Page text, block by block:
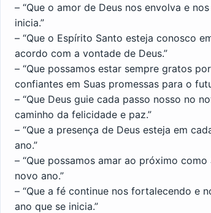
– “Que o amor de Deus nos envolva e
inicia.”
– “Que o Espírito Santo esteja conosco
acordo com a vontade de Deus.”
– “Que possamos estar sempre gratos
confiantes em Suas promessas para o
– “Que Deus guie cada passo nosso no
caminho da felicidade e paz.”
– “Que a presença de Deus esteja em
ano.”
– “Que possamos amar ao próximo
novo ano.”
– “Que a fé continue nos fortalecendo e
ano que se inicia.”